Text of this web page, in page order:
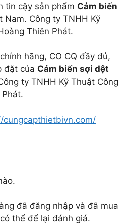
tin cậy sản phẩm Cảm biến
Nam. Công ty TNHH Kỹ
Thiên Phát.
hãng, CO CQ đầy đủ,
đặt của Cảm biến sợi dệt
ty TNHH Kỹ Thuật Công
cungcapthietbivn.com/
đã đăng nhập và đã mua
thể để lại đánh giá.